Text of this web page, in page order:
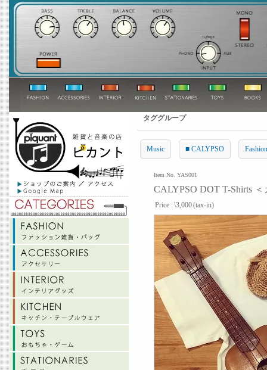
タググループ
Music ■ CALYPSO Fashion
Item No. YAS001
CALYPSO DOT T-Shirts
Price :\3,000(tax-in)